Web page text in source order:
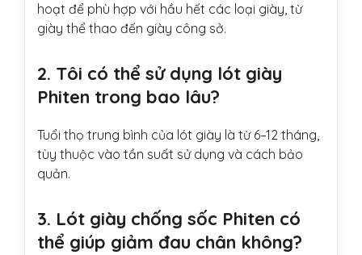
hoạt để phù hợp với hầu hết các loại giày, từ
giày thể thao đến giày công sở.
2. Tôi có thể sử dụng lót giày
Phiten trong bao lâu?
Tuổi thọ trung bình của lót giày là từ 6–12 tháng,
tùy thuộc vào tần suất sử dụng và cách bảo
quản.
3. Lót giày chống sốc Phiten có
thể giúp giảm đau chân không?